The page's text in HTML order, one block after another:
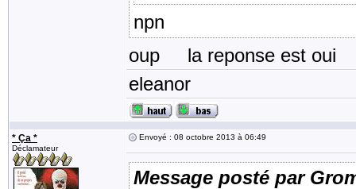
npn
oup la reponse est oui
eleanor
* Ça *
Déclamateur
Envoyé : 08 octobre 2013 à 06:49
Message posté par